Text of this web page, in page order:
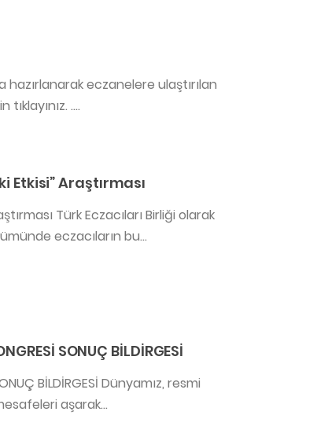
hazırlanarak eczanelere ulaştırılan
tıklayınız. ....
Etkisi” Araştırması
Türk Eczacıları Birliği olarak
eczacıların bu...
SONUÇ BİLDİRGESİ
BİLDİRGESİ Dünyamız, resmi
aşarak...